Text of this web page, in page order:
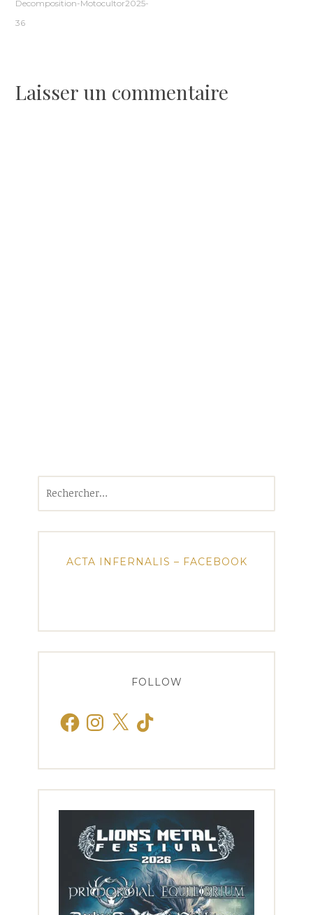
de
Decomposition-Motocultor2025-
36
Laisser un commentaire
ACTA INFERNALIS – FACEBOOK
FOLLOW
FacebookInstagram
X TikTok